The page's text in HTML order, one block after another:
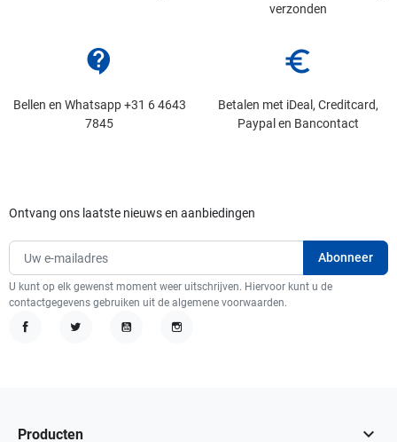
verzonden
contact_support
Bellen en Whatsapp +31 6 4643
7845
euro_symbol
Betalen met iDeal, Creditcard,
Paypal en Bancontact
Ontvang ons laatste nieuws en aanbiedingen
U kunt op elk gewenst moment weer uitschrijven. Hiervoor kunt u de
contactgegevens gebruiken uit de algemene voorwaarden.
Producten 